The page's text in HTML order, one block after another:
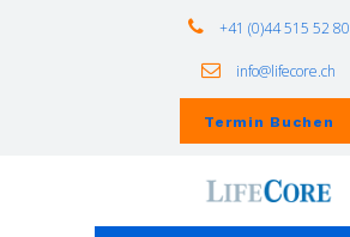
+41 (0)44 515 52 80
info@lifecore.ch
Termin Buchen